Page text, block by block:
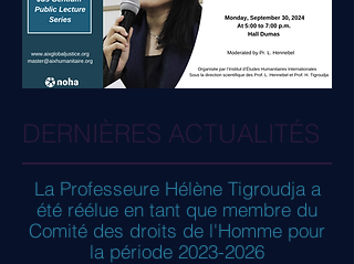
DERNIÈRES ACTUALITÉS
La Professeure Hélène Tigroudja a
été réélue en tant que membre du
Comité des droits de l'Homme pour
la période 2023-2026